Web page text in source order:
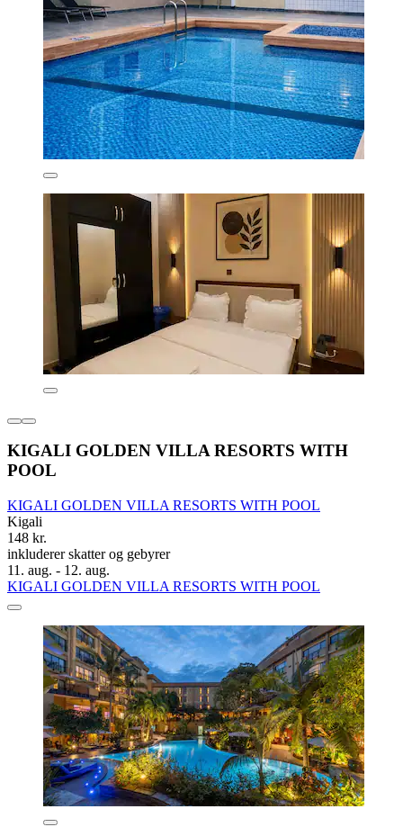
KIGALI GOLDEN VILLA RESORTS WITH
POOL
KIGALI GOLDEN VILLA RESORTS WITH POOL
Kigali
148 kr.
inkluderer skatter og gebyrer
11. aug. - 12. aug.
KIGALI GOLDEN VILLA RESORTS WITH POOL